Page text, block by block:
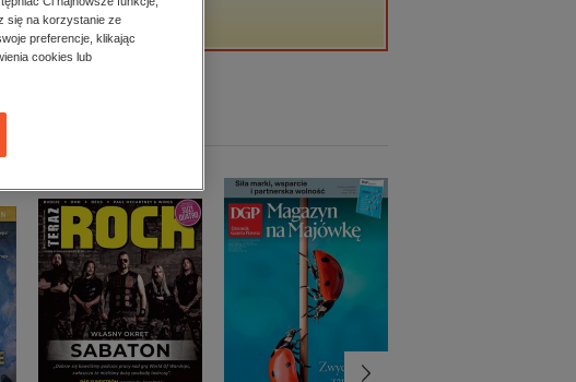
się na korzystanie ze
preferencje, klikając
cookies lub